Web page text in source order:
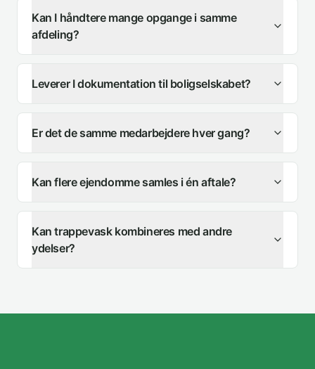
Kan I håndtere mange opgange i samme
afdeling?
Leverer I dokumentation til boligselskabet?
Er det de samme medarbejdere hver gang?
Kan flere ejendomme samles i én aftale?
Kan trappevask kombineres med andre
ydelser?